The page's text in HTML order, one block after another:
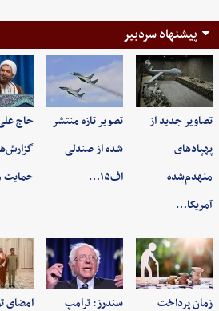
پیشنهاد سردبیر
تصاویر جدید از
پهپادهای
منهدم‌شده
آمریکا…
تصویر تازه منتشر
شده از صندلی
اف۱۵…
حاج
حمایت
زمان پرداخت سندرز: ترامپ امضای